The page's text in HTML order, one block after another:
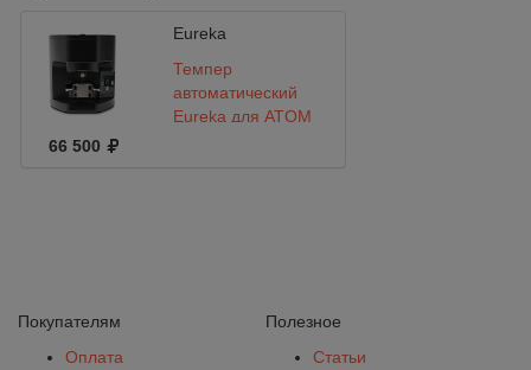
Eureka
Темпер
автоматический
Eureka для ATOM
66 500
Покупателям
Оплата
Полезное
Статьи